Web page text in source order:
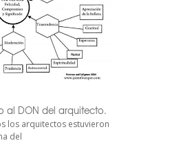
al DON del arquitecto.
los arquitectos estuvieron
del